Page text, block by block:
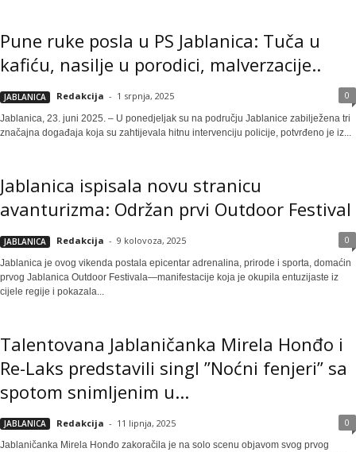
Pune ruke posla u PS Jablanica: Tuča u
kafiću, nasilje u porodici, malverzacije..
JABLANICA Redakcija - 1 srpnja, 2025 0
Jablanica, 23. juni 2025. – U ponedjeljak su na području Jablanice zabilježena tri
značajna događaja koja su zahtijevala hitnu intervenciju policije, potvrđeno je iz...
Jablanica ispisala novu stranicu
avanturizma: Održan prvi Outdoor Festival
JABLANICA Redakcija - 9 kolovoza, 2025 0
Jablanica je ovog vikenda postala epicentar adrenalina, prirode i sporta, domaćin
prvog Jablanica Outdoor Festivala—manifestacije koja je okupila entuzijaste iz
cijele regije i pokazala...
Talentovana Jablaničanka Mirela Honđo i
Re-Laks predstavili singl ”Noćni fenjeri” sa
spotom snimljenim u...
JABLANICA Redakcija - 11 lipnja, 2025 0
Jablaničanka Mirela Honđo zakoračila je na solo scenu objavom svog prvog